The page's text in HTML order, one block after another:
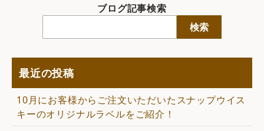
ブログ記事検索
検索
最近の投稿
10月にお客様からご注文いただいたスナップウイス
キーのオリジナルラベルをご紹介！